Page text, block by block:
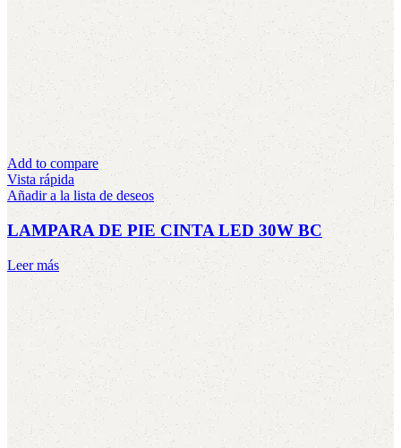
Add to compare
Vista rápida
Añadir a la lista de deseos
LAMPARA DE PIE CINTA LED 30W BC
Leer más